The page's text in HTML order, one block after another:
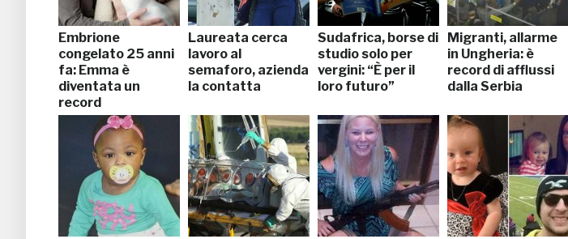
Embrione
congelato 25 anni
fa: Emma è
diventata un
record
Laureata cerca
lavoro al
semaforo, azienda
la contatta
Sudafrica, borse di
studio solo per
vergini: “È per il
loro futuro”
Migranti, allarme
in Ungheria: è
record di afflussi
dalla Serbia